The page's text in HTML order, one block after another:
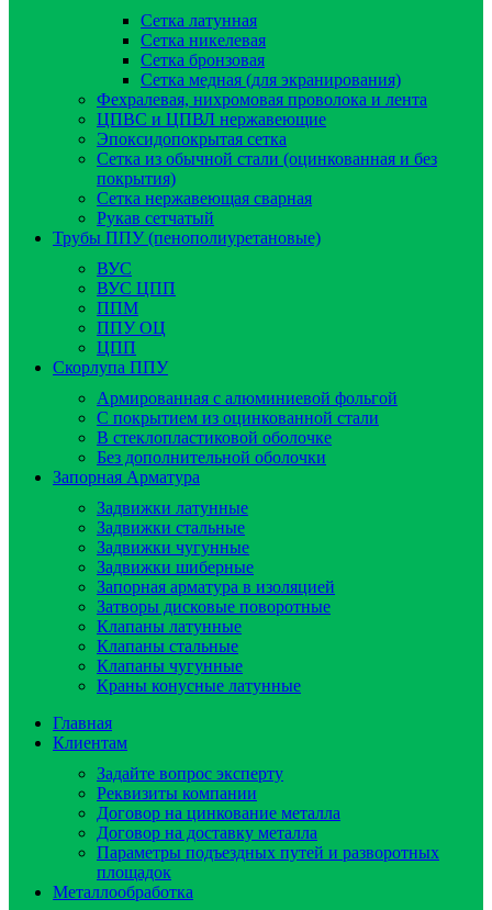
Сетка латунная
Сетка никелевая
Сетка бронзовая
Сетка медная (для экранирования)
Фехралевая, нихромовая проволока и лента
ЦПВС и ЦПВЛ нержавеющие
Эпоксидопокрытая сетка
Сетка из обычной стали (оцинкованная и без
покрытия)
Сетка нержавеющая сварная
Рукав сетчатый
Трубы ППУ (пенополиуретановые)
ВУС
ВУС ЦПП
ППМ
ППУ ОЦ
ЦПП
Скорлупа ППУ
Армированная с алюминиевой фольгой
C покрытием из оцинкованной стали
В стеклопластиковой оболочке
Без дополнительной оболочки
Запорная Арматура
Задвижки латунные
Задвижки стальные
Задвижки чугунные
Задвижки шиберные
Запорная арматура в изоляцией
Затворы дисковые поворотные
Клапаны латунные
Клапаны стальные
Клапаны чугунные
Краны конусные латунные
Главная
Клиентам
Задайте вопрос эксперту
Реквизиты компании
Договор на цинкование металла
Договор на доставку металла
Параметры подъездных путей и разворотных
площадок
Металлообработка